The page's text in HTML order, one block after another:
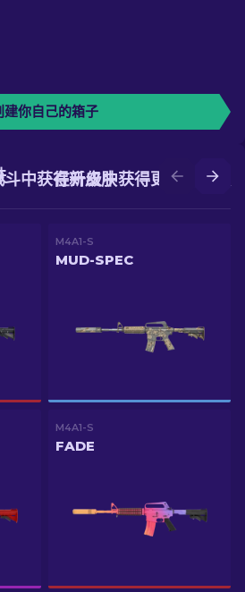
建你自己的箱子
在升级中获得更好的皮肤
斗中获得新皮肤
M4A1-S
MUD-SPEC
M4A1-S
FADE